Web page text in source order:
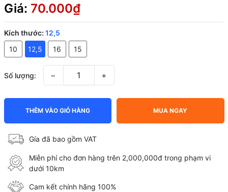
Giá: 70.000₫
Kích thước: 12,5
10
12,5 16 15
Số lượng: − +
THÊM VÀO GIỎ HÀNG MUA NGAY
Gía đã bao gồm VAT
Miễn phí cho đơn hàng trên 2,000,000đ trong phạm vi
dưới 10km
Cam kết chính hãng 100%